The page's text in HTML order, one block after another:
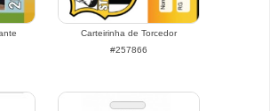
Carteirinha de Torcedor
#257866